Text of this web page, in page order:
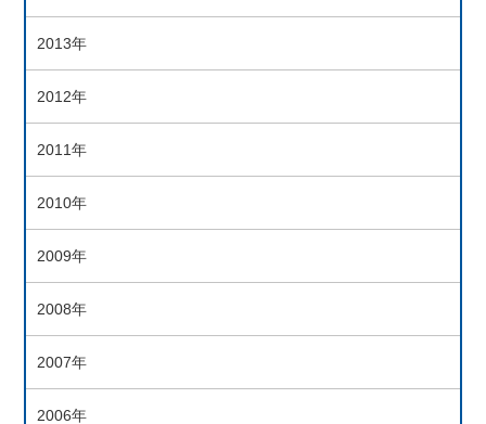
2013年
2012年
2011年
2010年
2009年
2008年
2007年
2006年